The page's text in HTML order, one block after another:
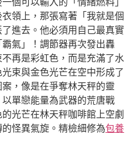
領上，那張寫著「我就是個
了進去。他必須用自己最真實
氣」！調節器再次發出轟
再是彩虹色，而是充滿了水
束與金色光芒在空中形成了
，像是在爭奪林天秤的靈
單戀能量為武器的荒唐戰
光芒在林天秤咖啡館上空劇
怪異氣旋。精檢細修為包養